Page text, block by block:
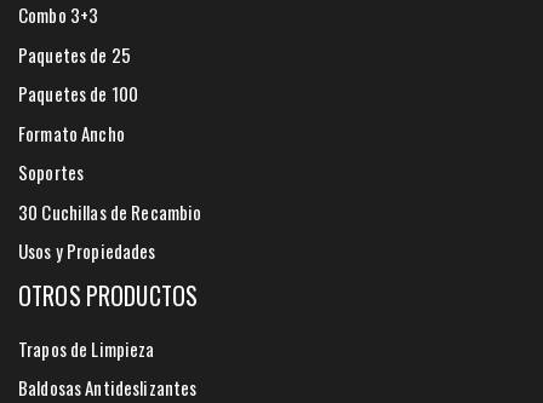
Combo 3+3
Paquetes de 25
Paquetes de 100
Formato Ancho
Soportes
30 Cuchillas de Recambio
Usos y Propiedades
OTROS PRODUCTOS
Trapos de Limpieza
Baldosas Antideslizantes